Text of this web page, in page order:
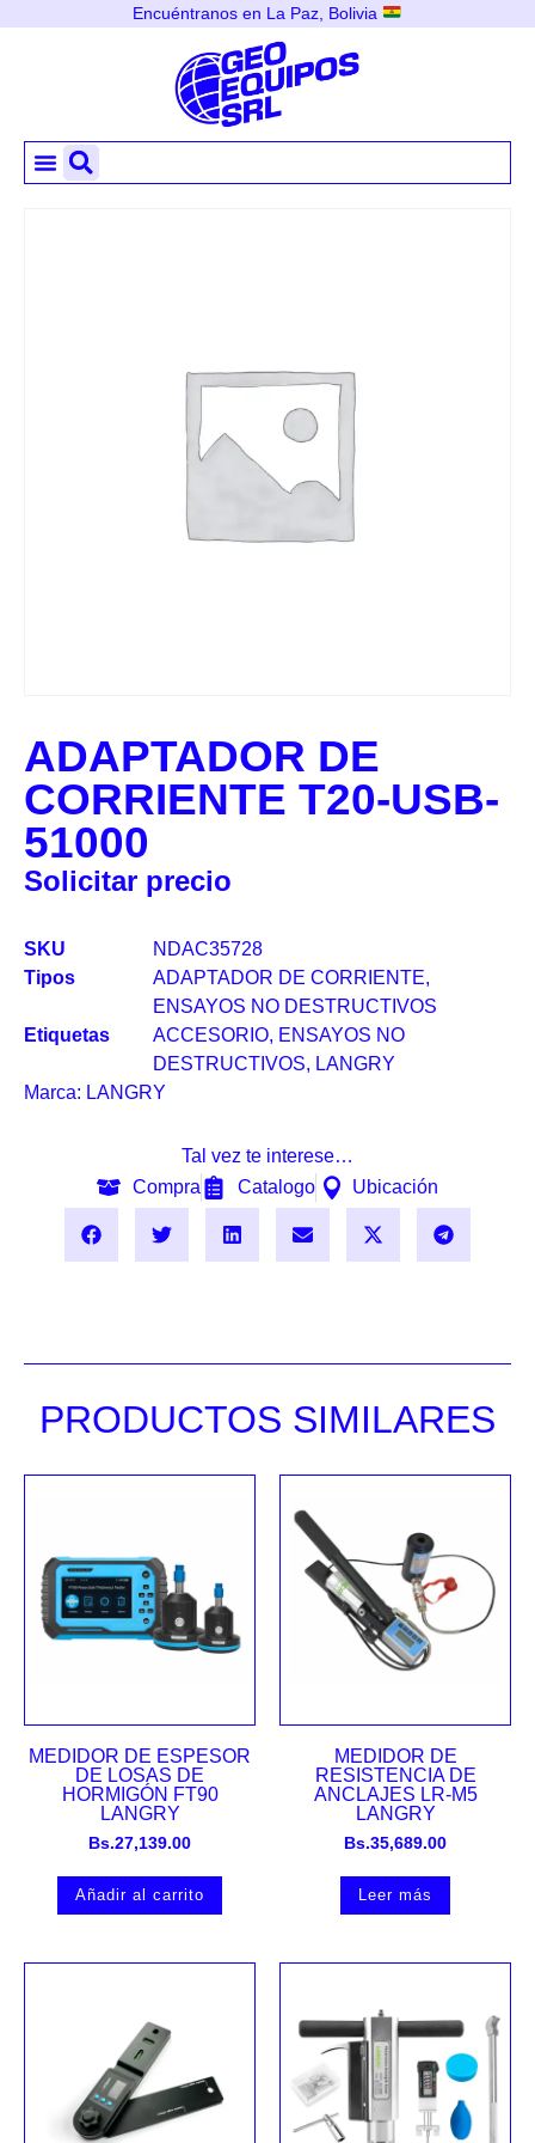
Encuéntranos en La Paz, Bolivia
ADAPTADOR DE
CORRIENTE T20-USB-
51000
Solicitar precio
SKU
NDAC35728
Tipos
ADAPTADOR DE CORRIENTE,
ENSAYOS NO DESTRUCTIVOS
Etiquetas
ACCESORIO, ENSAYOS NO
DESTRUCTIVOS, LANGRY
Marca: LANGRY
Tal vez te interese…
Compra
Catalogo Ubicación
PRODUCTOS SIMILARES
MEDIDOR DE ESPESOR
DE LOSAS DE
HORMIGÓN FT90
LANGRY
Bs.27,139.00
Añadir al carrito
MEDIDOR DE
RESISTENCIA DE
ANCLAJES LR-M5
LANGRY
Bs.35,689.00
Leer más